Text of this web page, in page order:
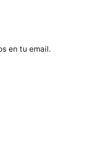
en tu email.